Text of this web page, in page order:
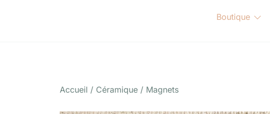
Boutique
Accueil / Céramique / Magnets